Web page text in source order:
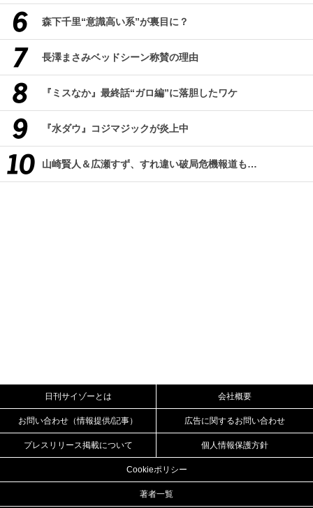
森下千里“意識高い系”が裏目に？
長澤まさみベッドシーン称賛の理由
『ミスなか』最終話“ガロ編”に落胆したワケ
『水ダウ』コジマジックが炎上中
山崎賢人＆広瀬すず、すれ違い破局危機報道も…
日刊サイゾーとは 会社概要
お問い合わせ（情報提供/記事） 広告に関するお問い合わせ
プレスリリース掲載について 個人情報保護方針
Cookieポリシー
著者一覧